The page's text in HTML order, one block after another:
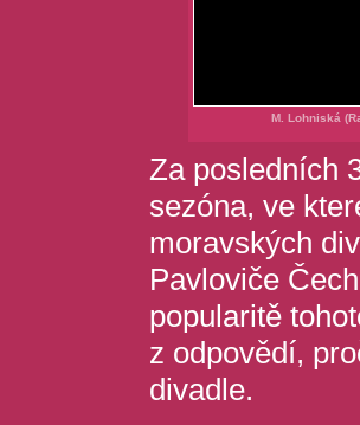
M. Lohniská
Za posledních
sezóna, ve
moravských
Pavloviče
popularitě
z odpovědí,
divadle.